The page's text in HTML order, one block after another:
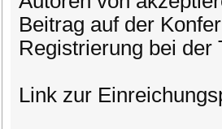
Beitrag auf der
Registrierung bei der
Link zur